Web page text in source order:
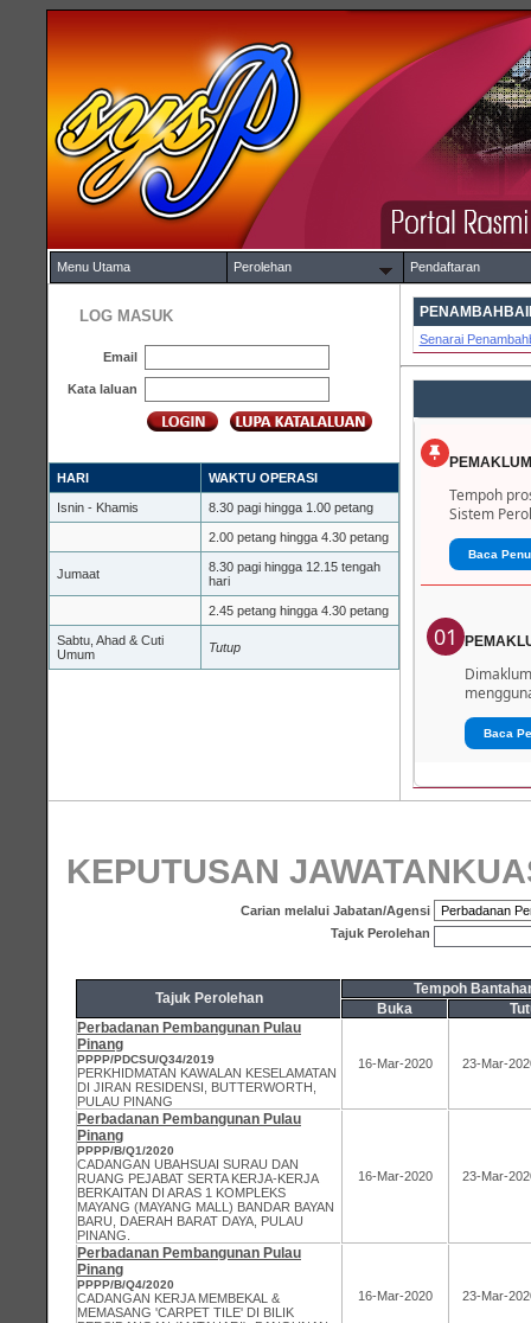
Menu Utama Perolehan Pendaftaran
LOG MASUK
Email
Kata laluan
HARI WAKTU OPERASI
Isnin - Khamis 8.30 pagi hingga 1.00 petang
2.00 petang hingga 4.30 petang
Jumaat
8.30 pagi hingga 12.15 tengah
hari
2.45 petang hingga 4.30 petang
Sabtu, Ahad & Cuti
Umum
Tutup
Senarai
Tempoh
Sistem
Baca
01
Baca
KEPUTUSAN
Carian melalui Jabatan/Agensi
Tajuk Perolehan
Tajuk Perolehan
Tempoh
Buka
Perbadanan Pembangunan Pulau
Pinang
PPPP/PDCSU/Q34/2019
PERKHIDMATAN KAWALAN KESELAMATAN
DI JIRAN RESIDENSI, BUTTERWORTH,
PULAU PINANG
16-Mar-2020 23-Mar-
Perbadanan Pembangunan Pulau
Pinang
PPPP/B/Q1/2020
CADANGAN UBAHSUAI SURAU DAN
RUANG PEJABAT SERTA KERJA-KERJA
BERKAITAN DI ARAS 1 KOMPLEKS
MAYANG (MAYANG MALL) BANDAR BAYAN
BARU, DAERAH BARAT DAYA, PULAU
PINANG.
16-Mar-2020 23-Mar-
Perbadanan Pembangunan Pulau
Pinang
PPPP/B/Q4/2020
CADANGAN KERJA MEMBEKAL &
MEMASANG 'CARPET TILE' DI BILIK
16-Mar-2020 23-Mar-